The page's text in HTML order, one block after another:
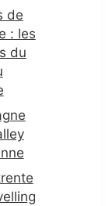
de
: les
du